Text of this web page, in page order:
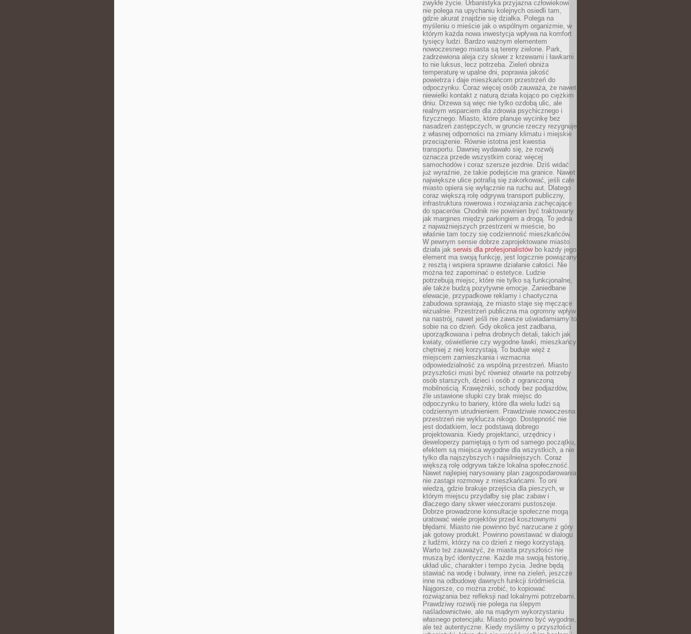
zwykłe życie. Urbanistyka przyjazna człowiekowi
nie polega na upychaniu kolejnych osiedli tam,
gdzie akurat znajdzie się działka. Polega na
myśleniu o mieście jak o wspólnym organizmie, w
którym każda nowa inwestycja wpływa na komfort
tysięcy ludzi. Bardzo ważnym elementem
nowoczesnego miasta są tereny zielone. Park,
zadrzewiona aleja czy skwer z krzewami i ławkami
to nie luksus, lecz potrzeba. Zieleń obniża
temperaturę w upalne dni, poprawia jakość
powietrza i daje mieszkańcom przestrzeń do
odpoczynku. Coraz więcej osób zauważa, że nawet
niewielki kontakt z naturą działa kojąco po ciężkim
dniu. Drzewa są więc nie tylko ozdobą ulic, ale
realnym wsparciem dla zdrowia psychicznego i
fizycznego. Miasto, które planuje wycinkę bez
nasadzeń zastępczych, w gruncie rzeczy rezygnuje
z własnej odporności na zmiany klimatu i miejskie
przeciążenie. Równie istotna jest kwestia
transportu. Dawniej wydawało się, że rozwój
oznacza przede wszystkim coraz więcej
samochodów i coraz szersze jezdnie. Dziś widać
już wyraźnie, że takie podejście ma granice. Nawet
największe ulice potrafią się zakorkować, jeśli całe
miasto opiera się wyłącznie na ruchu aut. Dlatego
coraz większą rolę odgrywa transport publiczny,
infrastruktura rowerowa i rozwiązania zachęcające
do spacerów. Chodnik nie powinien być traktowany
jak margines między parkingiem a drogą. To jedna
z najważniejszych przestrzeni w mieście, bo
właśnie tam toczy się codzienność mieszkańców.
W pewnym sensie dobrze zaprojektowane miasto
działa jak serwis dla profesjonalistówbo każdy jego
element ma swoją funkcję, jest logicznie powiązany
z resztą i wspiera sprawne działanie całości. Nie
można też zapominać o estetyce. Ludzie
potrzebują miejsc, które nie tylko są funkcjonalne,
ale także budzą pozytywne emocje. Zaniedbane
elewacje, przypadkowe reklamy i chaotyczna
zabudowa sprawiają, że miasto staje się męczące
wizualnie. Przestrzeń publiczna ma ogromny wpływ
na nastrój, nawet jeśli nie zawsze uświadamiamy to
sobie na co dzień. Gdy okolica jest zadbana,
uporządkowana i pełna drobnych detali, takich jak
kwiaty, oświetlenie czy wygodne ławki, mieszkańcy
chętniej z niej korzystają. To buduje więź z
miejscem zamieszkania i wzmacnia
odpowiedzialność za wspólną przestrzeń. Miasto
przyszłości musi być również otwarte na potrzeby
osób starszych, dzieci i osób z ograniczoną
mobilnością. Krawężniki, schody bez podjazdów,
źle ustawione słupki czy brak miejsc do
odpoczynku to bariery, które dla wielu ludzi są
codziennym utrudnieniem. Prawdziwie nowoczesna
przestrzeń nie wyklucza nikogo. Dostępność nie
jest dodatkiem, lecz podstawą dobrego
projektowania. Kiedy projektanci, urzędnicy i
deweloperzy pamiętają o tym od samego początku,
efektem są miejsca wygodne dla wszystkich, a nie
tylko dla najszybszych i najsilniejszych. Coraz
większą rolę odgrywa także lokalna społeczność.
Nawet najlepiej narysowany plan zagospodarowania
nie zastąpi rozmowy z mieszkańcami. To oni
wiedzą, gdzie brakuje przejścia dla pieszych, w
którym miejscu przydałby się plac zabaw i
dlaczego dany skwer wieczorami pustoszeje.
Dobrze prowadzone konsultacje społeczne mogą
uratować wiele projektów przed kosztownymi
błędami. Miasto nie powinno być narzucane z góry
jak gotowy produkt. Powinno powstawać w dialogu
z ludźmi, którzy na co dzień z niego korzystają.
Warto też zauważyć, że miasta przyszłości nie
muszą być identyczne. Każde ma swoją historię,
układ ulic, charakter i tempo życia. Jedne będą
stawiać na wodę i bulwary, inne na zieleń, jeszcze
inne na odbudowę dawnych funkcji śródmieścia.
Najgorsze, co można zrobić, to kopiować
rozwiązania bez refleksji nad lokalnymi potrzebami.
Prawdziwy rozwój nie polega na ślepym
naśladownictwie, ale na mądrym wykorzystaniu
własnego potencjału. Miasto powinno być wygodne,
ale też autentyczne. Kiedy myślimy o przyszłości